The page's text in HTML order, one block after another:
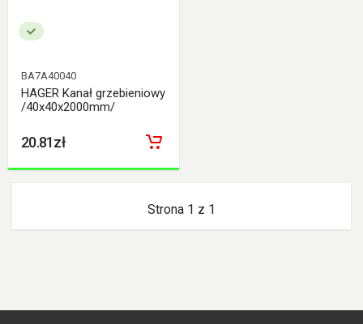
BA7A40040
HAGER Kanał grzebieniowy
/40x40x2000mm/
20.81zł
Strona 1 z 1